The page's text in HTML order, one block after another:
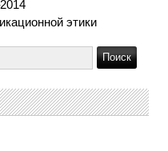
этики